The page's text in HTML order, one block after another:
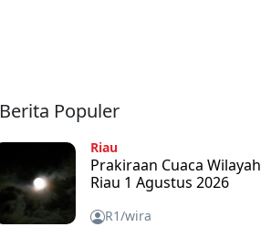
Berita Populer
Riau
Prakiraan Cuaca Wilayah
Riau 1 Agustus 2026
R1/wira